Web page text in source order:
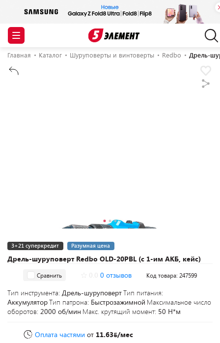
Главная Каталог Шуруповерты и винтоверты Redbo Дрель-
Дрель-шуруповерт Redbo OLD-20PBL (с 1-им АКБ, кейс)
3+21 суперкредит Разумная цена
Сравнить 0 отзывов Код товара: 247599
Тип инструмента: Дрель-шуруповертТип питания:
АккумуляторТип патрона: Быстрозажимной Максимальное число
оборотов: 2000 об/мин Макс. крутящий момент: 50 Н*м
Оплата частями от 11.63 /мес